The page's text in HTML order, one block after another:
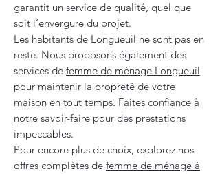
garantit un service de qualité, quel que
soit l’envergure du projet.
Les habitants de Longueuil ne sont pas en
reste. Nous proposons également des
services de femme de ménage Longueuil
pour maintenir la propreté de votre
maison en tout temps. Faites confiance à
notre savoir-faire pour des prestations
impeccables.
Pour encore plus de choix, explorez nos
offres complètes de femme de ménage à